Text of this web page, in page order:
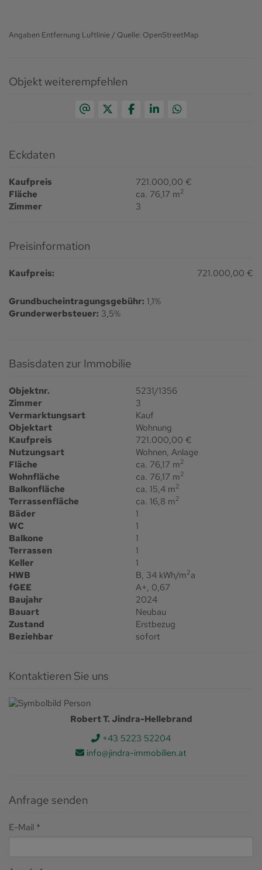
Angaben Entfernung Luftlinie / Quelle: OpenStreetMap
Objekt weiterempfehlen
Eckdaten
Kaufpreis
721.000,00 €
Fläche
ca. 76,17 m2
Zimmer 3
Preisinformation
Kaufpreis: 721.000,00 €
Grundbucheintragungsgebühr: 1,1%
Grunderwerbsteuer: 3,5%
Basisdaten zur Immobilie
Objektnr.
5231/1356
Zimmer
3
Vermarktungsart
Kauf
Objektart
Wohnung
Kaufpreis
721.000,00 €
Nutzungsart
Wohnen Anlage
Fläche
ca. 76,17 m2
Wohnfläche ca. 76,17 m2
Balkonfläche ca. 15,4 m2
Terrassenfläche ca. 16,8 m2
Bäder
1
WC
1
Balkone
1
Terrassen
1
Keller
1
HWB
B, 34 kWh/m2a
fGEE
A+, 0,67
Baujahr
2024
Bauart
Neubau
Zustand
Erstbezug
Beziehbar
sofort
Kontaktieren Sie uns
Robert T. Jindra-Hellebrand
+43 5223 52204
info@jindra-immobilien.at
Anfrage senden
E-Mail